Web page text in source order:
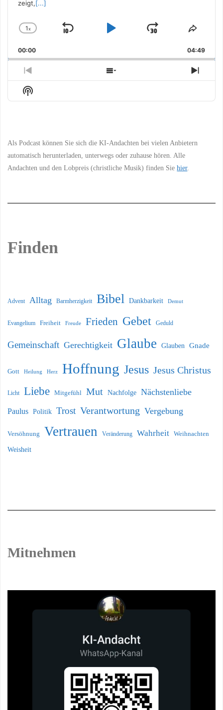
zeigt,[...]
Change
Rate
1x
Skip
Play
Jump
Forward
Share
00:00 04:49
Previous
Episode
Show
Episodes
Next
Show
Podcast
Als Podcast können Sie sich die KI-Andachten bei vielen Anbietern
automatisch herunterladen, unterwegs oder zuhause hören. Alle
Andachten und den Lobpreis (christliche Musik) finden Siehier.
Finden
Advent Alltag Barmherzigkeit Bibel Dankbarkeit Demut
Evangelium Freiheit Freude Frieden Gebet Geduld
Gemeinschaft Gerechtigkeit Glaube Glauben Gnade
Gott Heilung Herz Hoffnung Jesus Jesus Christus
Licht Liebe Mitgefühl Mut Nachfolge Nächstenliebe
Paulus Politik Trost Verantwortung Vergebung
Versöhnung Vertrauen Veränderung Wahrheit Weihnachten
Weisheit
Mitnehmen